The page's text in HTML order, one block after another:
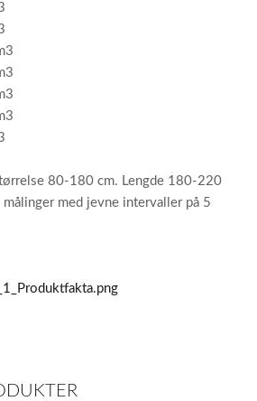
80-180 cm. Lengde 180-220
med jevne intervaller på 5